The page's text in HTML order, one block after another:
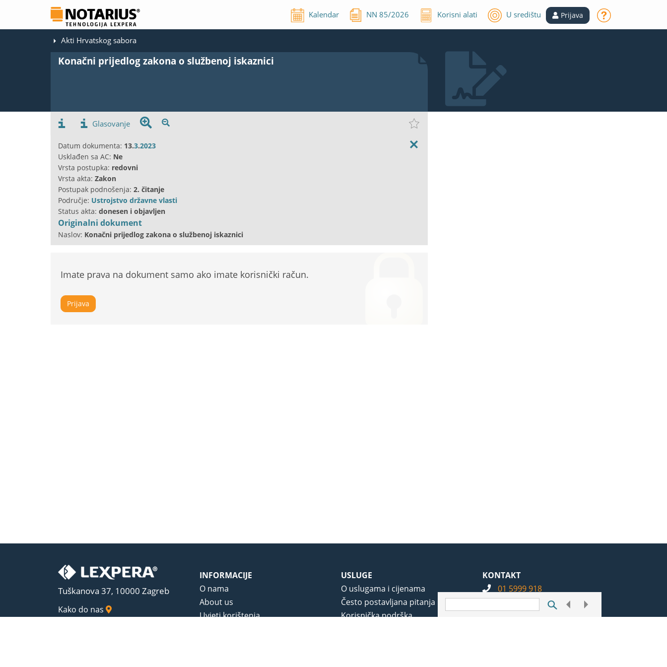
Kalendar NN85/2026 Korisni alati U središtu Prijava
Akti Hrvatskog sabora
Konačni prijedlog zakona o službenoj iskaznici
Glasovanje
Datum dokumenta: 13.3.2023
Usklađen sa AC: Ne
Vrsta postupka: redovni
Vrsta akta: Zakon
Postupak podnošenja: 2. čitanje
Područje: Ustrojstvo državne vlasti
Status akta: donesen i objavljen
Originalni dokument
Naslov: Konačni prijedlog zakona o službenoj iskaznici
Imate prava na dokument samo ako imate korisnički račun.
Prijava
Tuškanova 37, 10000 Zagreb
Kako do nas
INFORMACIJE
O nama
About us
Uvjeti korištenja
USLUGE
O uslugama i cijenama
Često postavljana pitanja
Korisnička podrška
KONTAKT
01 5999 918
info@notarius.hr